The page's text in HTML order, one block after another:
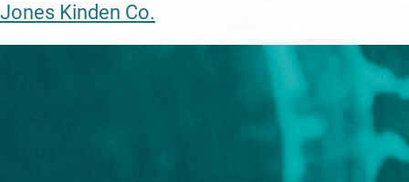
Jones Kinden Co.